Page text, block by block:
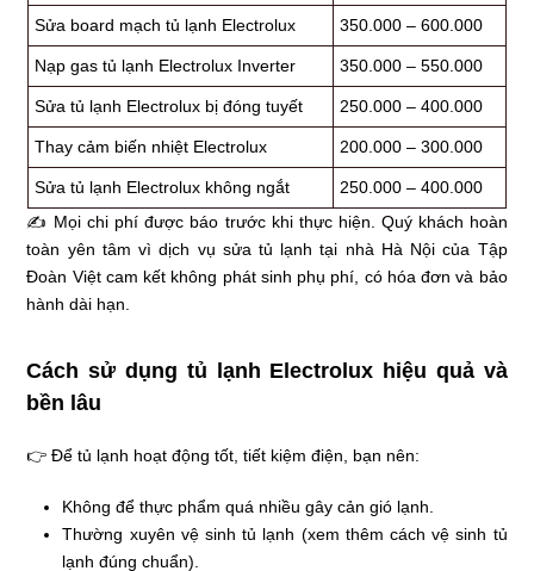
Sửa board mạch tủ lạnh Electrolux 350.000 – 600.000
Nạp gas tủ lạnh Electrolux Inverter 350.000 – 550.000
Sửa tủ lạnh Electrolux bị đóng tuyết 250.000 – 400.000
Thay cảm biến nhiệt Electrolux 200.000 – 300.000
Sửa tủ lạnh Electrolux không ngắt
250.000 – 400.000
✍ Mọi chi phí được báo trước khi thực hiện. Quý khách hoàn
toàn yên tâm vì dịch vụ sửa tủ lạnh tại nhà Hà Nội của Tập
Đoàn Việt cam kết không phát sinh phụ phí, có hóa đơn và bảo
hành dài hạn.
Cách sử dụng tủ lạnh Electrolux hiệu quả và
bền lâu
👉 Để tủ lạnh hoạt động tốt, tiết kiệm điện, bạn nên:
Không để thực phẩm quá nhiều gây cản gió lạnh.
Thường xuyên vệ sinh tủ lạnh (xem thêm cách vệ sinh tủ
lạnh đúng chuẩn).